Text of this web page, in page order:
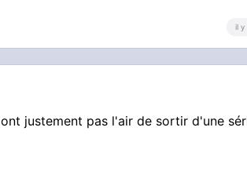
il y
justement pas l'air de sortir d'une